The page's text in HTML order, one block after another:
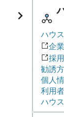
ハウ
企
採
勧誘
個人
利用
ハウ